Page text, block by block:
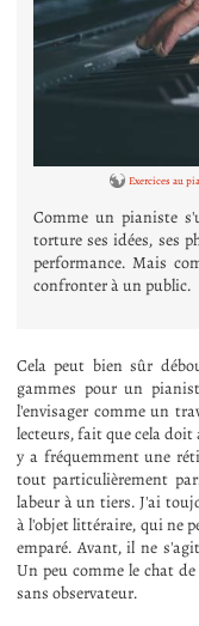
Exercices au
Comme un pianiste
torture ses idées, ses
performance. Mais
confronter à un public.
Cela peut bien sûr
gammes pour un
l'envisager comme un
lecteurs, fait que cela
y a fréquemment une
tout particulièrement
labeur à un tiers. J'ai
à l'objet littéraire, qui ne
emparé. Avant, il ne
Un peu comme le chat
sans observateur.